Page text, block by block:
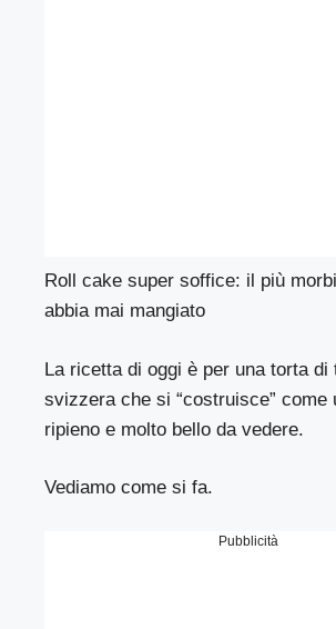
Roll cake super soffice: il più
abbia mai mangiato
La ricetta di oggi è per una torta di
svizzera che si “costruisce” come
ripieno e molto bello da vedere.
Vediamo come si fa.
Pubblicità